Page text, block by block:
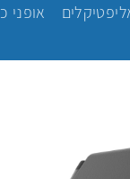
אופני